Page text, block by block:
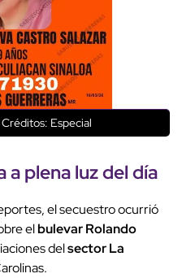
Créditos: Especial
plena luz del día
el secuestro ocurrió
elbulevar Rolando
delsector La